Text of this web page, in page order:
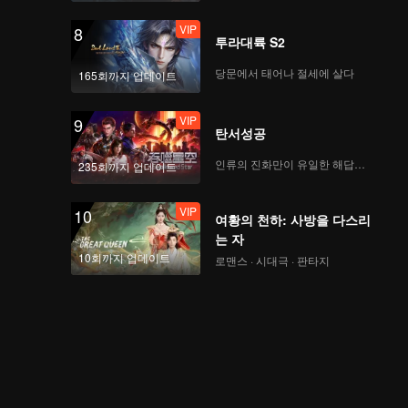
8
165회까지 업데이트
VIP
투라대륙 S2
당문에서 태어나 절세에 살다
9
235회까지 업데이트
VIP
탄서성공
인류의 진화만이 유일한 해답이다
10
10회까지 업데이트
VIP
여황의 천하: 사방을 다스리
는 자
로맨스 · 시대극 · 판타지